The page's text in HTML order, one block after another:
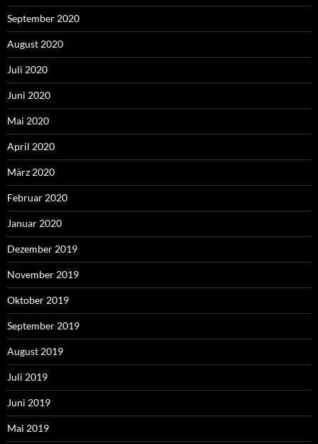
September 2020
August 2020
Juli 2020
Juni 2020
Mai 2020
April 2020
März 2020
Februar 2020
Januar 2020
Dezember 2019
November 2019
Oktober 2019
September 2019
August 2019
Juli 2019
Juni 2019
Mai 2019